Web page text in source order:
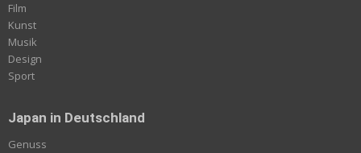
Film
Kunst
Musik
Design
Sport
Japan in Deutschland
Genuss